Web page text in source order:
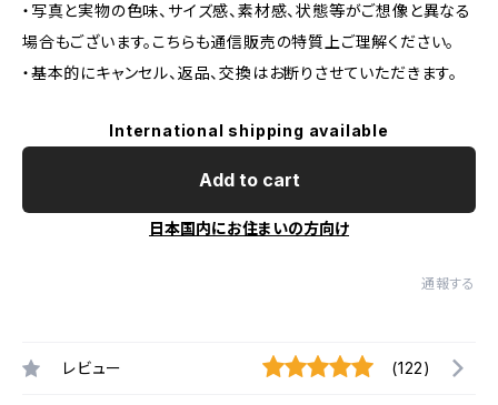
・写真と実物の色味、サイズ感、素材感、状態等がご想像と異なる
場合もございます。こちらも通信販売の特質上ご理解ください。
・基本的にキャンセル、返品、交換はお断りさせていただきます。
International shipping available
Add to cart
日本国内にお住まいの方向け
通報する
レビュー (122)